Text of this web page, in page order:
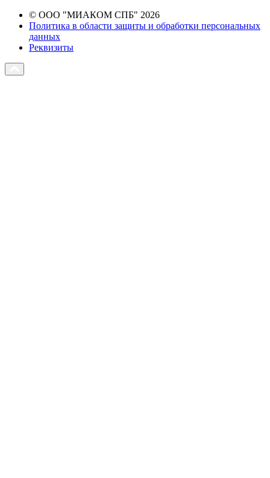
© ООО "МИАКОМ СПБ" 2026
Политика в области защиты и обработки персональных
данных
Реквизиты